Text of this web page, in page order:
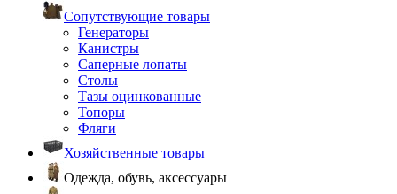
Сопутствующие товары
Генераторы
Канистры
Саперные лопаты
Столы
Тазы оцинкованные
Топоры
Фляги
Хозяйственные товары
Одежда, обувь, аксессуары